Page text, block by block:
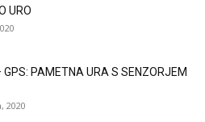
URO
PAMETNA URA S SENZORJEM
2020